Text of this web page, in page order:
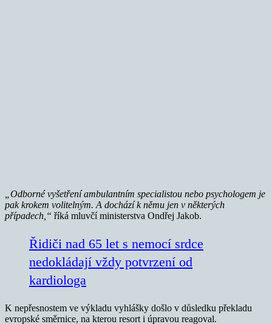
„Odborné vyšetření ambulantním specialistou nebo psychologem je
pak krokem volitelným. A dochází k němu jen v některých
případech,“ říká mluvčí ministerstva Ondřej Jakob.
Řidiči nad 65 let s nemocí srdce
nedokládají vždy potvrzení od
kardiologa
K nepřesnostem ve výkladu vyhlášky došlo v důsledku překladu
evropské směrnice, na kterou resort i úpravou reagoval.